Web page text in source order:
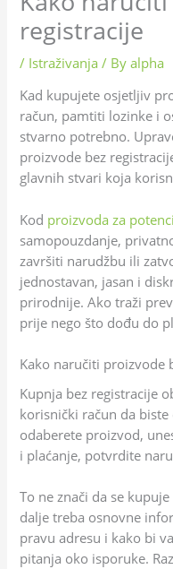
registracije
/ Istraživanja / Byalpha
Kad kupujete osjetljiv
račun, pamtiti lozinke i
stvarno potrebno.
proizvode bez
glavnih stvari koja
Kod proizvoda za
samopouzdanje,
završiti narudžbu ili
jednostavan, jasan i
prirodnije. Ako traži
prije nego što dođu do
Kako naručiti proizvode
Kupnja bez registracije
korisnički račun da
odaberete proizvod,
i plaćanje, potvrdite
To ne znači da se
dalje treba osnovne
pravu adresu i kako bi
pitanja oko isporuke.